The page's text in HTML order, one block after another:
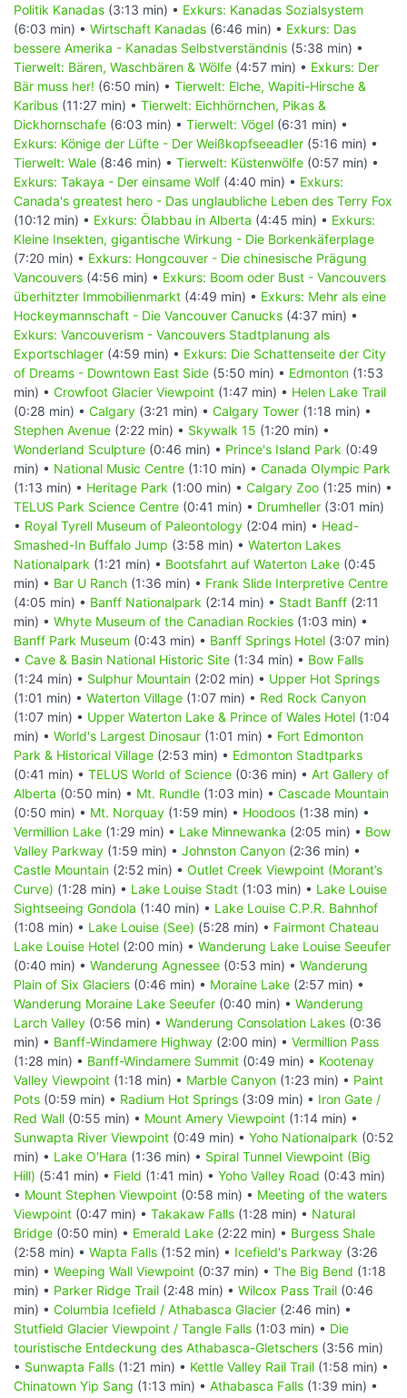
Politik Kanadas (3:13 min) • Exkurs: Kanadas Sozialsystem
(6:03 min) • Wirtschaft Kanadas (6:46 min) • Exkurs: Das
bessere Amerika - Kanadas Selbstverständnis (5:38 min) •
Tierwelt: Bären, Waschbären & Wölfe (4:57 min) • Exkurs: Der
Bär muss her! (6:50 min) • Tierwelt: Elche, Wapiti-Hirsche &
Karibus (11:27 min) • Tierwelt: Eichhörnchen, Pikas &
Dickhornschafe (6:03 min) • Tierwelt: Vögel (6:31 min) •
Exkurs: Könige der Lüfte - Der Weißkopfseeadler (5:16 min) •
Tierwelt: Wale (8:46 min) • Tierwelt: Küstenwölfe (0:57 min) •
Exkurs: Takaya - Der einsame Wolf (4:40 min) • Exkurs:
Canada's greatest hero - Das unglaubliche Leben des Terry Fox
(10:12 min) • Exkurs: Ölabbau in Alberta (4:45 min) • Exkurs:
Kleine Insekten, gigantische Wirkung - Die Borkenkäferplage
(7:20 min) • Exkurs: Hongcouver - Die chinesische Prägung
Vancouvers (4:56 min) • Exkurs: Boom oder Bust - Vancouvers
überhitzter Immobilienmarkt (4:49 min) • Exkurs: Mehr als eine
Hockeymannschaft - Die Vancouver Canucks (4:37 min) •
Exkurs: Vancouverism - Vancouvers Stadtplanung als
Exportschlager (4:59 min) • Exkurs: Die Schattenseite der City
of Dreams - Downtown East Side (5:50 min) • Edmonton (1:53
min) • Crowfoot Glacier Viewpoint (1:47 min) • Helen Lake Trail
(0:28 min) • Calgary (3:21 min) • Calgary Tower (1:18 min) •
Stephen Avenue (2:22 min) • Skywalk 15 (1:20 min) •
Wonderland Sculpture (0:46 min) • Prince's Island Park (0:49
min) • National Music Centre (1:10 min) • Canada Olympic Park
(1:13 min) • Heritage Park (1:00 min) • Calgary Zoo (1:25 min) •
TELUS Park Science Centre (0:41 min) • Drumheller (3:01 min)
• Royal Tyrell Museum of Paleontology (2:04 min) • Head-
Smashed-In Buffalo Jump (3:58 min) • Waterton Lakes
Nationalpark (1:21 min) • Bootsfahrt auf Waterton Lake (0:45
min) • Bar U Ranch (1:36 min) • Frank Slide Interpretive Centre
(4:05 min) • Banff Nationalpark (2:14 min) • Stadt Banff (2:11
min) • Whyte Museum of the Canadian Rockies (1:03 min) •
Banff Park Museum (0:43 min) • Banff Springs Hotel (3:07 min)
• Cave & Basin National Historic Site (1:34 min) • Bow Falls
(1:24 min) • Sulphur Mountain (2:02 min) • Upper Hot Springs
(1:01 min) • Waterton Village (1:07 min) • Red Rock Canyon
(1:07 min) • Upper Waterton Lake & Prince of Wales Hotel (1:04
min) • World's Largest Dinosaur (1:01 min) • Fort Edmonton
Park & Historical Village (2:53 min) • Edmonton Stadtparks
(0:41 min) • TELUS World of Science (0:36 min) • Art Gallery of
Alberta (0:50 min) • Mt. Rundle (1:03 min) • Cascade Mountain
(0:50 min) • Mt. Norquay (1:59 min) • Hoodoos (1:38 min) •
Vermillion Lake (1:29 min) • Lake Minnewanka (2:05 min) • Bow
Valley Parkway (1:59 min) • Johnston Canyon (2:36 min) •
Castle Mountain (2:52 min) • Outlet Creek Viewpoint (Morant’s
Curve) (1:28 min) • Lake Louise Stadt (1:03 min) • Lake Louise
Sightseeing Gondola (1:40 min) • Lake Louise C.P.R. Bahnhof
(1:08 min) • Lake Louise (See) (5:28 min) • Fairmont Chateau
Lake Louise Hotel (2:00 min) • Wanderung Lake Louise Seeufer
(0:40 min) • Wanderung Agnessee (0:53 min) • Wanderung
Plain of Six Glaciers (0:46 min) • Moraine Lake (2:57 min) •
Wanderung Moraine Lake Seeufer (0:40 min) • Wanderung
Larch Valley (0:56 min) • Wanderung Consolation Lakes (0:36
min) • Banff-Windamere Highway (2:00 min) • Vermillion Pass
(1:28 min) • Banff-Windamere Summit (0:49 min) • Kootenay
Valley Viewpoint (1:18 min) • Marble Canyon (1:23 min) • Paint
Pots (0:59 min) • Radium Hot Springs (3:09 min) • Iron Gate /
Red Wall (0:55 min) • Mount Amery Viewpoint (1:14 min) •
Sunwapta River Viewpoint (0:49 min) • Yoho Nationalpark (0:52
min) • Lake O'Hara (1:36 min) • Spiral Tunnel Viewpoint (Big
Hill) (5:41 min) • Field (1:41 min) • Yoho Valley Road (0:43 min)
• Mount Stephen Viewpoint (0:58 min) • Meeting of the waters
Viewpoint (0:47 min) • Takakaw Falls (1:28 min) • Natural
Bridge (0:50 min) • Emerald Lake (2:22 min) • Burgess Shale
(2:58 min) • Wapta Falls (1:52 min) • Icefield's Parkway (3:26
min) • Weeping Wall Viewpoint (0:37 min) • The Big Bend (1:18
min) • Parker Ridge Trail (2:48 min) • Wilcox Pass Trail (0:46
min) • Columbia Icefield / Athabasca Glacier (2:46 min) •
Stutfield Glacier Viewpoint / Tangle Falls (1:03 min) • Die
touristische Entdeckung des Athabasca-Gletschers (3:56 min)
• Sunwapta Falls (1:21 min) • Kettle Valley Rail Trail (1:58 min) •
Chinatown Yip Sang (1:13 min) • Athabasca Falls (1:39 min) •